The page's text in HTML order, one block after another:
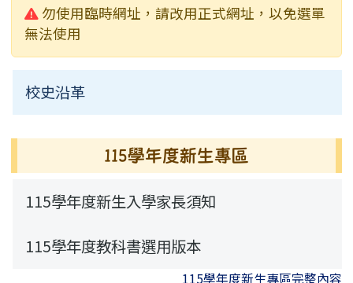
新聞采風
永福通訊
115學年度新生專區
檔案下載
榮譽榜
常用連結
警告:
勿使用臨時網址，請改用正式網址，以免選單
無法使用
校史沿革
115學年度新生專區
115學年度新生入學家長須知
115學年度教科書選用版本
115學年度新生專區完整內容